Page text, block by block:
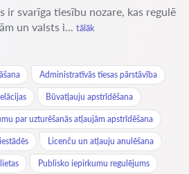
ir svarīga tiesību nozare, kas regulē
un valsts i... tālāk
Administratīvās tiesas pārstāvība
Būvatļauju apstrīdēšana
par uzturēšanās atļaujām apstrīdēšana
Licenču un atļauju anulēšana
Publisko iepirkumu regulējums